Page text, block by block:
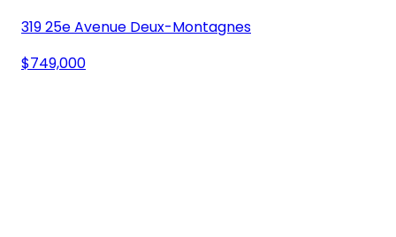
319 25e Avenue Deux-Montagnes
$749,000